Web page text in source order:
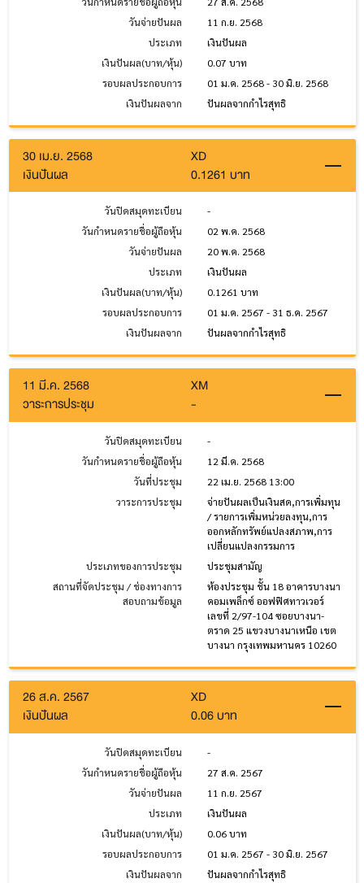
วันจ่ายปันผล
11 ก.ย. 2568
ประเภท
เงินปันผล
เงินปันผล(บาท/หุ้น)
0.07 บาท
รอบผลประกอบการ
01 ม.ค. 2568 - 30 มิ.ย. 2568
เงินปันผลจาก
ปันผลจากกำไรสุทธิ
30 เม.ย. 2568
XD
เงินปันผล
0.1261 บาท
วันปิดสมุดทะเบียน
-
วันกำหนดรายชื่อผู้ถือหุ้น
02 พ.ค. 2568
วันจ่ายปันผล
20 พ.ค. 2568
ประเภท
เงินปันผล
เงินปันผล(บาท/หุ้น)
0.1261 บาท
รอบผลประกอบการ
01 ม.ค. 2567 - 31 ธ.ค. 2567
เงินปันผลจาก
ปันผลจากกำไรสุทธิ
11 มี.ค. 2568
XM
วาระการประชุม
-
วันปิดสมุดทะเบียน
-
วันกำหนดรายชื่อผู้ถือหุ้น
12 มี.ค. 2568
วันที่ประชุม
22 เม.ย. 2568 13:00
วาระการประชุม
จ่ายปันผลเป็นเงินสด,การเพิ่มทุน
/ รายการเพิ่มหน่วยลงทุน,การ
ออกหลักทรัพย์แปลงสภาพ,การ
เปลี่ยนแปลงกรรมการ
ประเภทของการประชุม
ประชุมสามัญ
สถานที่จัดประชุม / ช่องทางการ
สอบถามข้อมูล
ห้องประชุม ชั้น 18 อาคารบางนา
คอมเพล็กซ์ ออฟฟิศทาวเวอร์
เลขที่ 2/97-104 ซอยบางนา-
ตราด 25 แขวงบางนาเหนือ เขต
บางนา กรุงเทพมหานคร 10260
26 ส.ค. 2567
XD
เงินปันผล
0.06 บาท
วันปิดสมุดทะเบียน
-
วันกำหนดรายชื่อผู้ถือหุ้น
27 ส.ค. 2567
วันจ่ายปันผล
11 ก.ย. 2567
ประเภท
เงินปันผล
เงินปันผล(บาท/หุ้น)
0.06 บาท
รอบผลประกอบการ
01 ม.ค. 2567 - 30 มิ.ย. 2567
เงินปันผลจาก
ปันผลจากกำไรสุทธิ